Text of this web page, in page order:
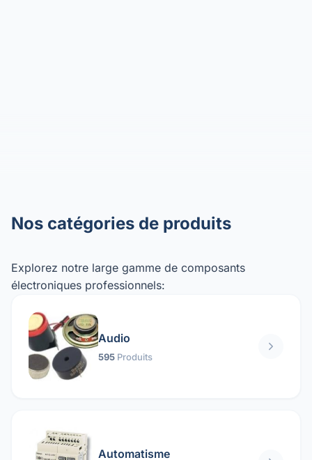
Nos catégories de produits
Explorez notre large gamme de composants
électroniques professionnels:
Audio
595 Produits
Automatisme